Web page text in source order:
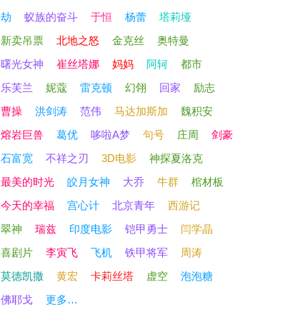
劫
蚁族的奋斗 于恒 杨蕾
塔莉垭
新卖吊票
北地之怒 金克丝
奥特曼
曙光女神
崔丝塔娜 妈妈 阿轲
都市
乐芙兰
妮蔻 雷克顿 幻翎 回家
励志
曹操
洪剑涛 范伟 马达加斯加
魏积安
熔岩巨兽
葛优 哆啦A梦 句号 庄周
剑豪
石富宽
不祥之刃 3D电影
神探夏洛克
最美的时光
皎月女神 大乔 牛群
棺材板
今天的幸福
宫心计 北京青年
西游记
翠神
瑞兹 印度电影 铠甲勇士
闫学晶
喜剧片
李寅飞 飞机 铁甲将军
周涛
莫德凯撒
黄宏 卡莉丝塔 虚空
泡泡糖
佛耶戈
更多…